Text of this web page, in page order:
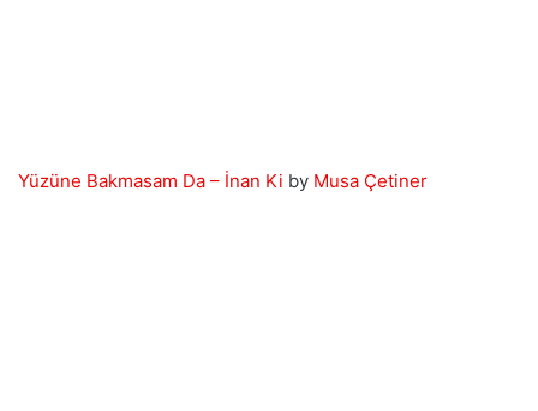
Yüzüne Bakmasam Da – İnan Ki by Musa Çetiner